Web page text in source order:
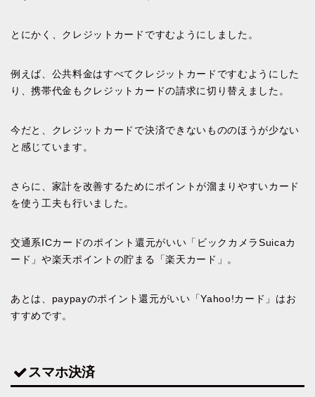
とにかく、クレジットカードですむようにしました。
例えば、公共料金はすべてクレジットカードですむようにした
り、携帯代金もクレジットカードの請求に切り替えました。
今だと、クレジットカードで決済できないもののほうが少ない
と感じています。
さらに、家計を改善するためにポイントが溜まりやすいカード
を使う工夫も行いました。
交通系ICカードのポイント還元がいい「ビックカメラSuicaカ
ード」や楽天ポイントの貯まる「楽天カード」。
あとは、paypayのポイント還元がいい「Yahoo!カード」はお
すすめです。
スマホ決済